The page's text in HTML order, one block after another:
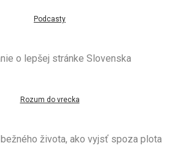
Podcasty
o lepšej stránke Slovenska
Rozum do vrecka
života, ako vyjsť spoza plota